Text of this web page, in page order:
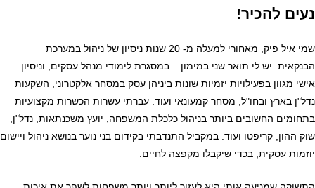
נעים להכיר!
שמי איל פיק, מאחורי למעלה מ- 20 שנות ניסיון של ניהול במערכת
הבנקאית. יש לי תואר שני במימון – במסגרת לימודי מנהל עסקים, וניסיון
אישי מגוון בפעילויות יזמיות שונות ביניהן עסק במסחר אלקטרוני, השקעות
נדל"ן בארץ ובחו"ל, מסחר קמעונאי ועוד. עברתי עשרות הכשרות מקצועיות
בתחומים החשובים ביותר בניהול כלכלת המשפחה, יועץ משכנתאות, נדל"ן,
שוק ההון, קריפטו ועוד. במקביל התנדבתי בקידום בני נוער בנושא ניהול ויישום
יוזמות עסקית, בכדי שיקבלו מקפצה לחיים.